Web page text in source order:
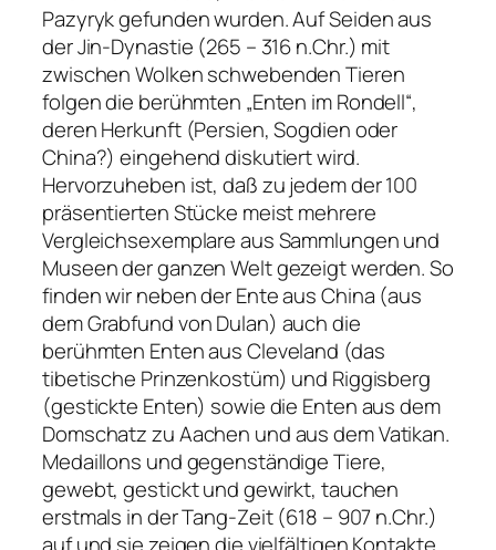
Pazyryk gefunden wurden. Auf Seiden aus
der Jin-Dynastie (265 – 316 n.Chr.) mit
zwischen Wolken schwebenden Tieren
folgen die berühmten „Enten im Rondell“,
deren Herkunft (Persien, Sogdien oder
China?) eingehend diskutiert wird.
Hervorzuheben ist, daß zu jedem der 100
präsentierten Stücke meist mehrere
Vergleichsexemplare aus Sammlungen und
Museen der ganzen Welt gezeigt werden. So
finden wir neben der Ente aus China (aus
dem Grabfund von Dulan) auch die
berühmten Enten aus Cleveland (das
tibetische Prinzenkostüm) und Riggisberg
(gestickte Enten) sowie die Enten aus dem
Domschatz zu Aachen und aus dem Vatikan.
Medaillons und gegenständige Tiere,
gewebt, gestickt und gewirkt, tauchen
erstmals in der Tang-Zeit (618 – 907 n.Chr.)
auf und sie zeigen die vielfältigen Kontakte